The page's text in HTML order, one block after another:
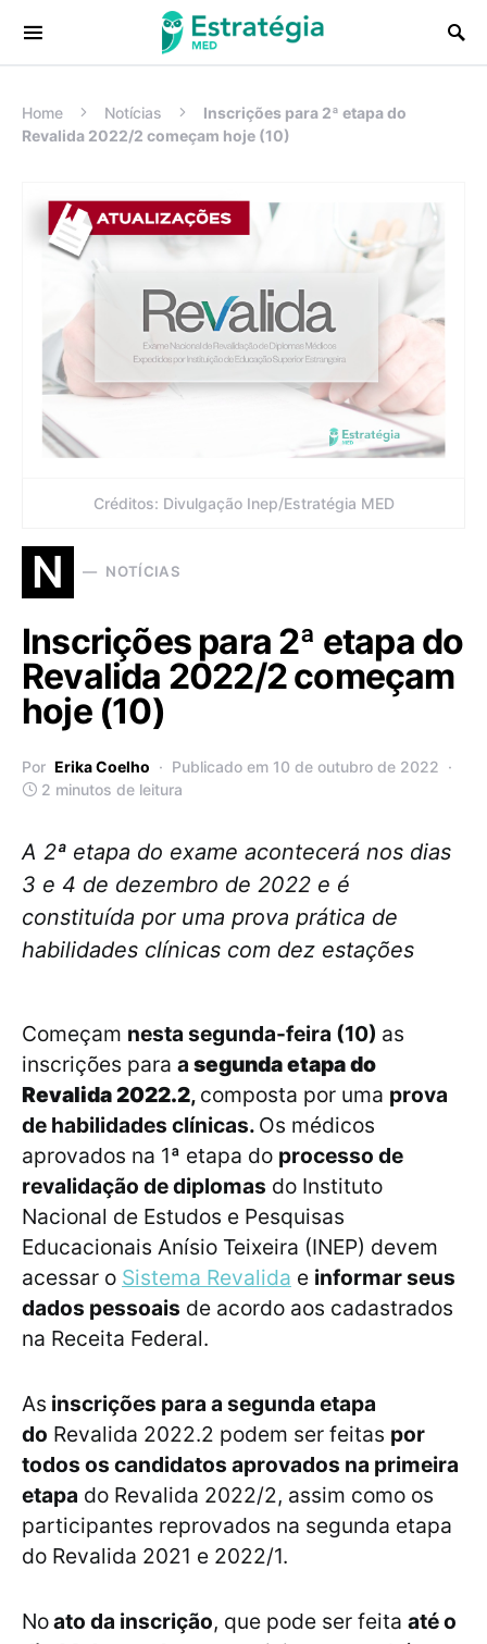
Procurar:
Home Notícias
Inscrições para 2ª etapa do
Revalida 2022/2 começam hoje (10)
Créditos: Divulgação Inep/Estratégia MED
N NOTÍCIAS
Inscrições para 2ª etapa do
Revalida 2022/2 começam
hoje (10)
Por Erika Coelho
Publicado em 10 de outubro de 2022
2 minutos de leitura
A 2ª etapa do exame acontecerá nos dias
3 e 4 de dezembro de 2022 e é
constituída por uma prova prática de
habilidades clínicas com dez estações
Começam nesta segunda-feira (10) as
inscrições para a segunda etapa do
Revalida 2022.2, composta por uma prova
de habilidades clínicas. Os médicos
aprovados na 1ª etapa do processo de
revalidação de diplomas do Instituto
Nacional de Estudos e Pesquisas
Educacionais Anísio Teixeira (INEP) devem
acessar o Sistema Revalida e informar seus
dados pessoais de acordo aos cadastrados
na Receita Federal.
As inscrições para a segunda etapa
do Revalida 2022.2 podem ser feitas por
todos os candidatos aprovados na primeira
etapa do Revalida 2022/2, assim como os
participantes reprovados na segunda etapa
do Revalida 2021 e 2022/1.
Noato da inscrição, que pode ser feita até o